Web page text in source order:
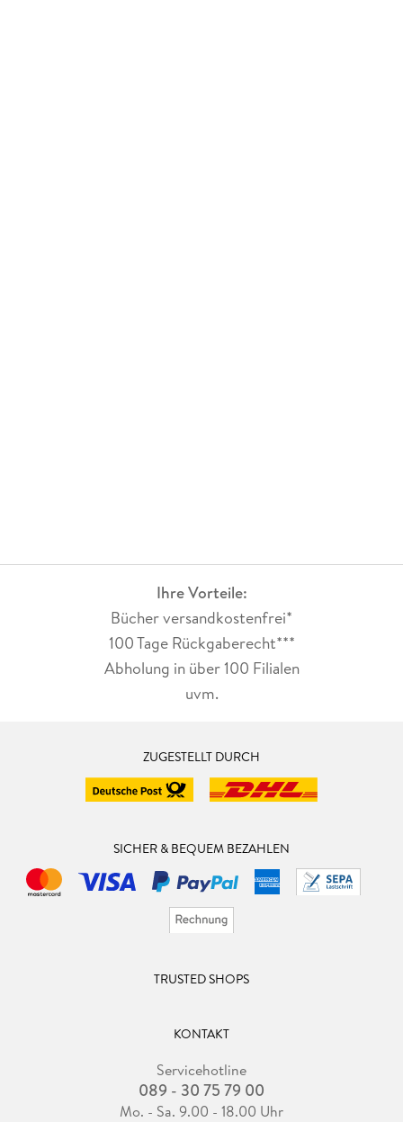
Ihre Vorteile:
Bücher versandkostenfrei*
100 Tage Rückgaberecht***
Abholung in über 100 Filialen
uvm.
ZUGESTELLT DURCH
SICHER & BEQUEM BEZAHLEN
TRUSTED SHOPS
KONTAKT
Servicehotline
089 - 30 75 79 00
Mo. - Sa. 9.00 - 18.00 Uhr